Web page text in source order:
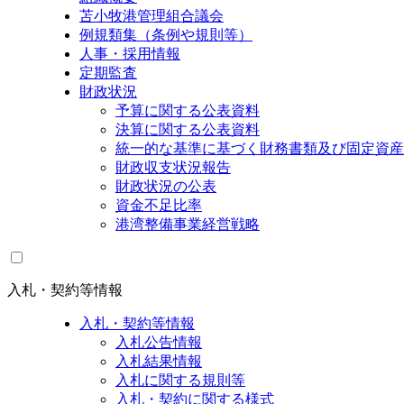
苫小牧港管理組合議会
例規類集（条例や規則等）
人事・採用情報
定期監査
財政状況
予算に関する公表資料
決算に関する公表資料
統一的な基準に基づく財務書類及び固定資
財政収支状況報告
財政状況の公表
資金不足比率
港湾整備事業経営戦略
入札・契約等情報
入札・契約等情報
入札公告情報
入札結果情報
入札に関する規則等
入札・契約に関する様式